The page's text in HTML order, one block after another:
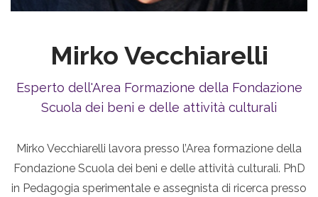
Mirko Vecchiarelli
Esperto dell'Area Formazione della Fondazione
Scuola dei beni e delle attività culturali
Mirko Vecchiarelli lavora presso l’Area formazione della
Fondazione Scuola dei beni e delle attività culturali. PhD
in Pedagogia sperimentale e assegnista di ricerca presso